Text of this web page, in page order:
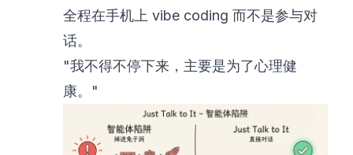
全程在手机上 vibe coding 而不是参与对
话。
"我不得不停下来，主要是为了心理健
康。"